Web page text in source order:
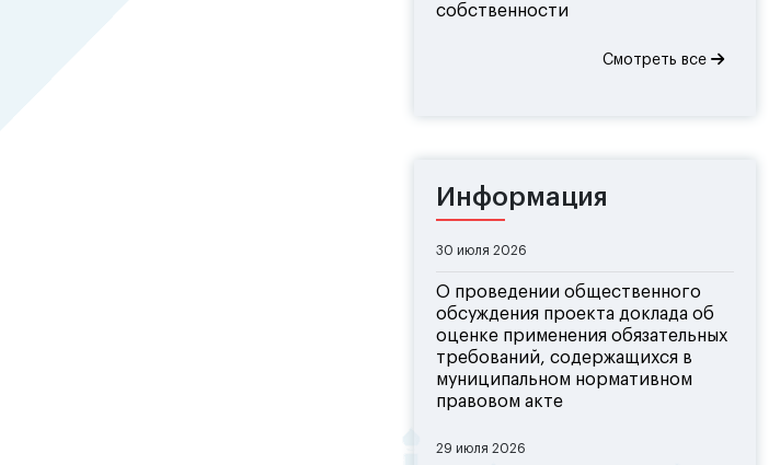
собственности
Смотреть все
Информация
30 июля 2026
О проведении общественного
обсуждения проекта доклада об
оценке применения обязательных
требований, содержащихся в
муниципальном нормативном
правовом акте
29 июля 2026